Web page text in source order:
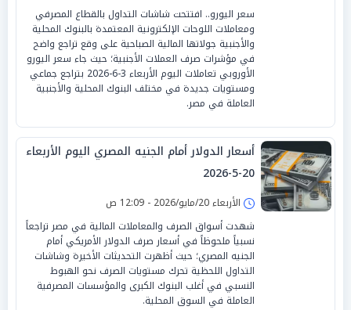
سعر اليورو.. افتتحت شاشات التداول بالقطاع المصرفي
ومعاملات اللوحات الإلكترونية المعتمدة بالبنوك المحلية
والأجنبية جولاتها المالية الصباحية على وقع تراجع واضح
في مؤشرات صرف العملات الأجنبية؛ حيث جاء سعر اليورو
الأوروبي تعاملات اليوم الأربعاء 3-6-2026 بتراجع جماعي
ومستويات جديدة في مختلف البنوك المحلية والأجنبية
العاملة في مصر.
أسعار الدولار أمام الجنيه المصري اليوم الأربعاء
20-5-2026
الأربعاء 20/مايو/2026 - 12:09 ص
شهدت أسواق الصرف والمعاملات المالية في مصر تراجعاً
نسبياً ملحوظاً في أسعار صرف الدولار الأمريكي أمام
الجنيه المصري؛ حيث أظهرت التحديثات الأخيرة وشاشات
التداول اللحظية تحرك مستويات الصرف نحو الهبوط
النسبي في أغلب البنوك الكبرى والمؤسسات المصرفية
العاملة في السوق المحلية.